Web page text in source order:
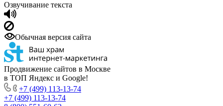
Озвучивание текста
Обычная версия сайта
Продвижение сайтов в Москве
в ТОП Яндекс и Google!
+7 (499) 113-13-74
+7 (499) 113-13-74